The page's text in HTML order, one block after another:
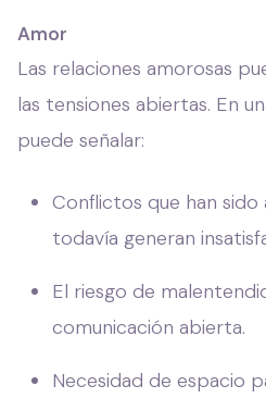
Amor
Las relaciones amorosas
las tensiones abiertas. En
puede señalar:
Conflictos que han
todavía generan
El riesgo de
comunicación abierta.
Necesidad de espacio